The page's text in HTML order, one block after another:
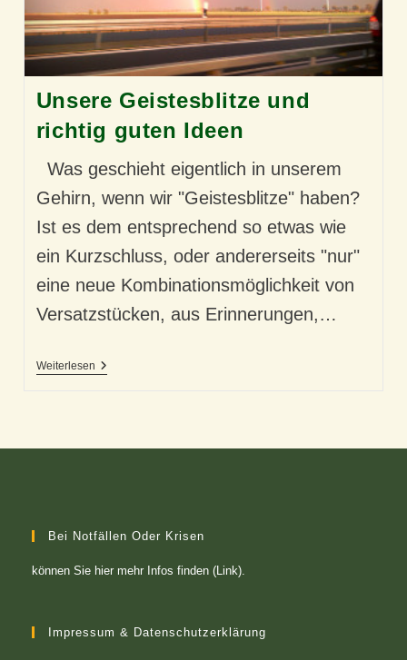
Unsere Geistesblitze und
richtig guten Ideen
Was geschieht eigentlich in unserem
Gehirn, wenn wir "Geistesblitze" haben?
Ist es dem entsprechend so etwas wie
ein Kurzschluss, oder andererseits "nur"
eine neue Kombinationsmöglichkeit von
Versatzstücken, aus Erinnerungen,…
WeiterlesenUnsere
Bei Notfällen Oder Krisen
können Sie hier mehr Infos finden (Link)
Impressum & Datenschutzerklärung